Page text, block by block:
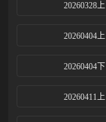
20260328上
20260404上
20260404下
20260411上